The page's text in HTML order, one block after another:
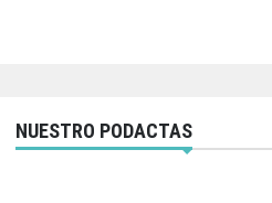
NUESTRO PODACTAS